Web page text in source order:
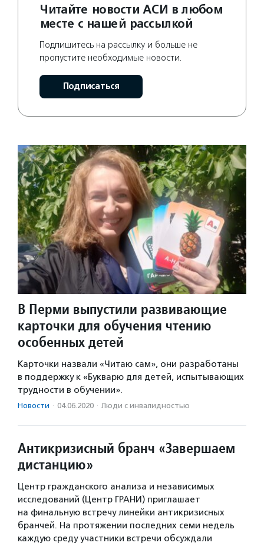
Читайте новости АСИ в любом
месте с нашей рассылкой
Подпишитесь на рассылку и больше не
пропустите необходимые новости.
Подписаться
В Перми выпустили развивающие
карточки для обучения чтению
особенных детей
Карточки назвали «Читаю сам», они разработаны
в поддержку к «Букварю для детей, испытывающих
трудности в обучении».
Новости · 04.06.2020 · Люди с инвалидностью
Антикризисный бранч «Завершаем
дистанцию»
Центр гражданского анализа и независимых
исследований (Центр ГРАНИ) приглашает
на финальную встречу линейки антикризисных
бранчей. На протяжении последних семи недель
каждую среду участники встречи обсуждали